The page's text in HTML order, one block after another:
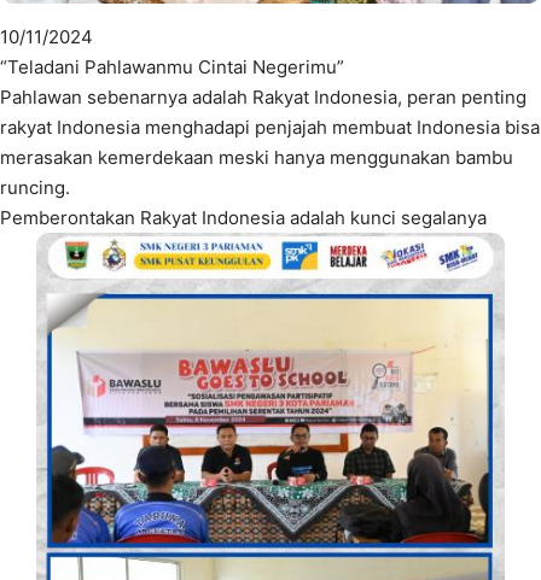
10/11/2024
“Teladani Pahlawanmu Cintai Negerimu”
Pahlawan sebenarnya adalah Rakyat Indonesia, peran penting
rakyat Indonesia menghadapi penjajah membuat Indonesia bisa
merasakan kemerdekaan meski hanya menggunakan bambu
runcing.
Pemberontakan Rakyat Indonesia adalah kunci segalanya